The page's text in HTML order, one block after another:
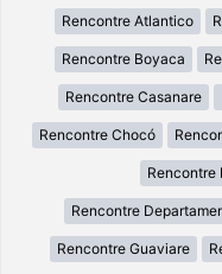
Rencontre Atlantico
Rencontre Boyaca
Rencontre Casanare
Rencontre Chocó
Rencontre
Rencontre
Rencontre Guaviare